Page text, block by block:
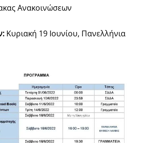
Ανακοινώσεων
Κυριακή 19 Ιουνίου, Πανελλήνια